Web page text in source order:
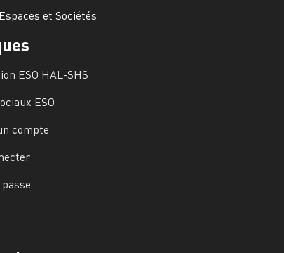
et Sociétés
ESO HAL-SHS
ESO
compte